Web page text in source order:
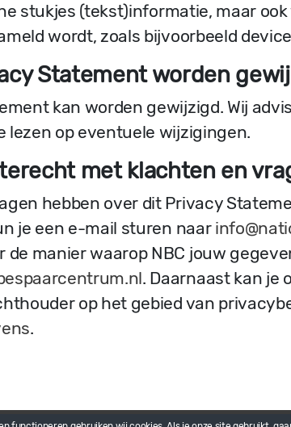
stukjes (tekst)informatie, maar
wordt, zoals bijvoorbeeld
Statement worden
kan worden gewijzigd. Wij
lezen op eventuele wijzigingen.
terecht met klachten en
hebben over dit Privacy
je een e-mail sturen naar
de manier waarop NBC jouw
. Daarnaast kan je
op het gebied van
.
tuinbouw Payroll tuinbouw